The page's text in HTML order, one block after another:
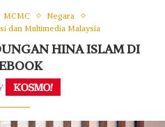
MCMC
Negara
dan Multimedia Malaysia
HINA ISLAM DI